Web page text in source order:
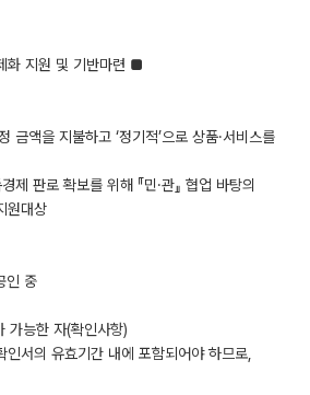
화 지원 및 기반마련 ■
금액을 지불하고 ‘정기적’으로 상품·서비스를
제 판로 확보를 위해 『민·관』 협업 바탕의
원대상
인 중
가능한 자(확인사항)
서의 유효기간 내에 포함되어야 하므로,